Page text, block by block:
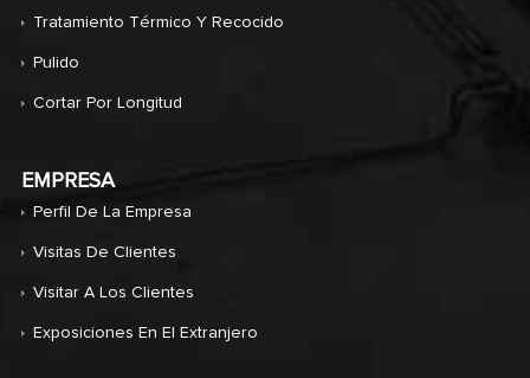
Tratamiento Térmico Y Recocido
Pulido
Cortar Por Longitud
EMPRESA
Perfil De La Empresa
Visitas De Clientes
Visitar A Los Clientes
Exposiciones En El Extranjero